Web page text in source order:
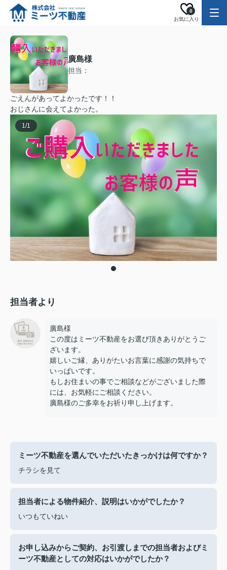
お気に入り
0
廣島様
担当：
ごえんがあってよかったです！！
おじさんに会えてよかった。
1/1
担当者より
廣島様
この度はミーツ不動産をお選び頂きありがとうご
ざいます。
嬉しいご縁、ありがたいお言葉に感謝の気持ちで
いっぱいです。
もしお住まいの事でご相談などがございました際
には、お気軽にご相談ください。
廣島様のご多幸をお祈り申し上げます。
ミーツ不動産を選んでいただいたきっかけは何ですか？
チラシを見て
担当者による物件紹介、説明はいかがでしたか？
いつもていねい
お申し込みからご契約、お引渡しまでの担当者およびミ
ーツ不動産としての対応はいかがでしたか？